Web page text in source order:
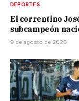
DEPORTES
El correntino
subcampeón
9 de agosto de 2026